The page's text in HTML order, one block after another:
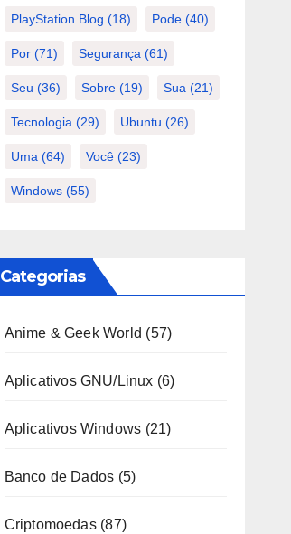
PlayStation.Blog (18) Pode(40)
Por(71) Segurança (61)
Seu (36) Sobre(19) Sua (21)
Tecnologia (29) Ubuntu (26)
Uma (64) Você(23)
Windows(55)
Categorias
Anime & Geek World (57)
Aplicativos GNU/Linux (6)
Aplicativos Windows (21)
Banco de Dados (5)
Criptomoedas(87)